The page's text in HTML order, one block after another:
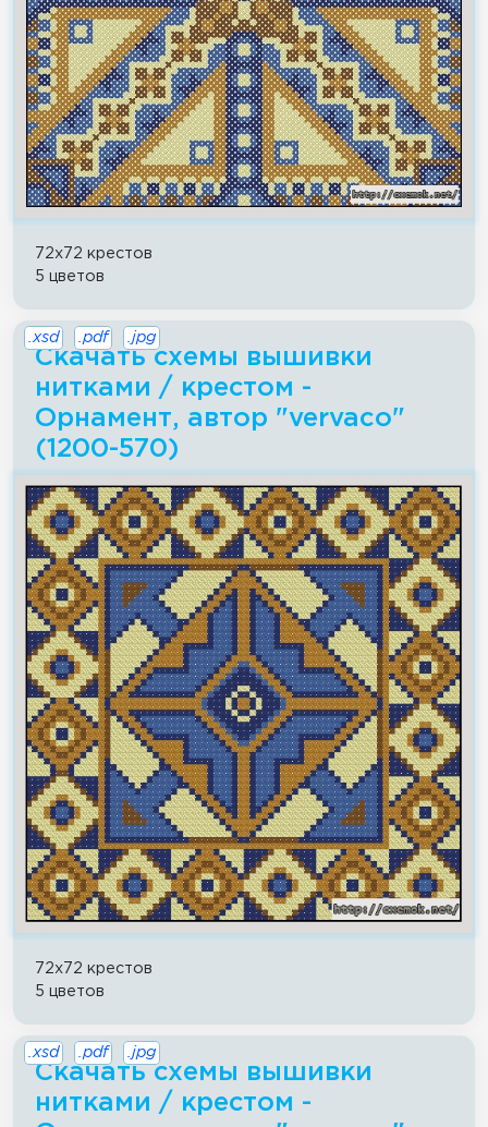
72x72 крестов
5 цветов
Скачать схемы вышивки
нитками / крестом -
Орнамент, автор "vervaco"
(1200-570)
.xsd .pdf .jpg
72x72 крестов
5 цветов
Скачать схемы вышивки
нитками / крестом -
.xsd .pdf .jpg